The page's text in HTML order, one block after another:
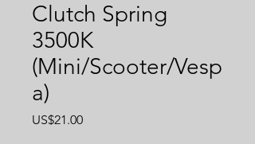
Clutch Spring
3500K
(Mini/Scooter/Vesp
a)
US$21.00價